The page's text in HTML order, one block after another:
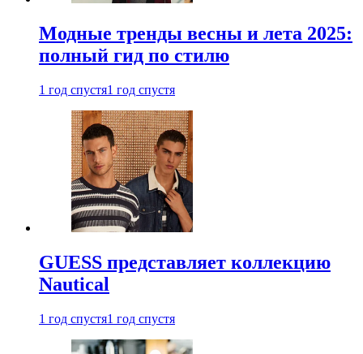
Модные тренды весны и лета 2025:
полный гид по стилю
1 год спустя1 год спустя
GUESS представляет коллекцию
Nautical
1 год спустя1 год спустя